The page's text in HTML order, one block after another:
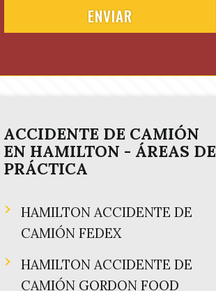
d
e
i
r
d
)
ACCIDENTE DE CAMIÓN
EN HAMILTON - ÁREAS DE
PRÁCTICA
HAMILTON ACCIDENTE DE
CAMIÓN FEDEX
HAMILTON ACCIDENTE DE
CAMIÓN GORDON FOOD